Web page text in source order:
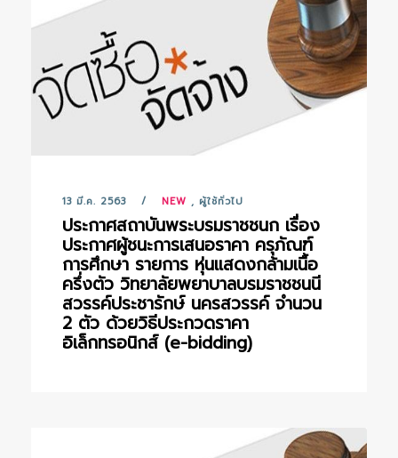
13 มี.ค. 2563 NEW , ผู้ใช้ทั่วไป
ประกาศสถาบันพระบรมราชชนก เรื่อง
ประกาศผู้ชนะการเสนอราคา ครุภัณฑ์
การศึกษา รายการ หุ่นแสดงกล้ามเนื้อ
ครึ่งตัว วิทยาลัยพยาบาลบรมราชชนนี
สวรรค์ประชารักษ์ นครสวรรค์ จำนวน
2 ตัว ด้วยวิธีประกวดราคา
อิเล็กทรอนิกส์ (e-bidding)